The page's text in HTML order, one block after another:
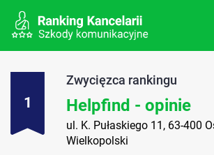
1
Zwycięzca rankingu
Helpfind - opinie
ul. K. Pułaskiego 11, 63-400
Wielkopolski